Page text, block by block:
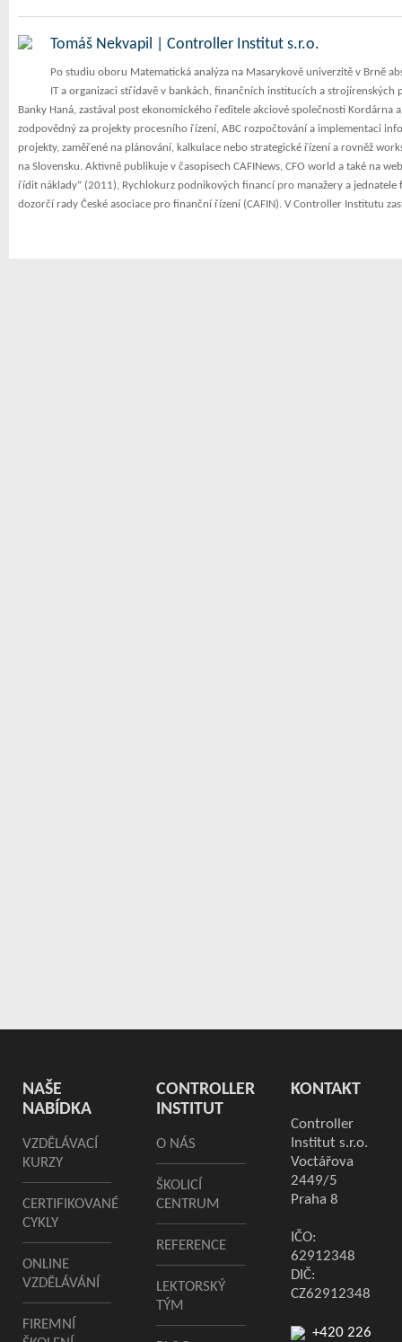
Tomáš Nekvapil | Controller Institut s.r.o.
Po studiu oboru Matematická analýza na Masarykově univerzitě v Brně
IT a organizaci střídavě v bankách, finančních institucích a
Banky Haná, zastával post ekonomického ředitele akciové společnosti
zodpovědný za projekty procesního řízení, ABC rozpočtování a implementaci
projekty, zaměřené na plánování, kalkulace nebo strategické řízení a rovněž
na Slovensku. Aktivně publikuje v časopisech CAFINews, CFO world a také na
řídit náklady“ (2011), Rychlokurz podnikových financí pro manažery a
dozorčí rady České asociace pro finanční řízení (CAFIN). V Controller Institutu
NAŠE
NABÍDKA
VZDĚLÁVACÍ
KURZY
CERTIFIKOVANÉ
CYKLY
ONLINE
VZDĚLÁVÁNÍ
FIREMNÍ
CONTROLLER
INSTITUT
O NÁS
ŠKOLICÍ
CENTRUM
REFERENCE
LEKTORSKÝ
TÝM
KONTAKT
Controller
Institut s.r.o.
Voctářova
2449/5
Praha 8
IČO:
62912348
DIČ:
CZ62912348
+420 226